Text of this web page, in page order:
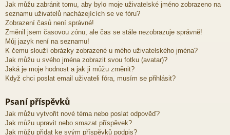
Jak můžu zabránit tomu, aby bylo moje uživatelské jméno zobrazeno na
seznamu uživatelů nacházejících se ve fóru?
Zobrazení časů není správné!
Změnil jsem časovou zónu, ale čas se stále nezobrazuje správně!
Můj jazyk není na seznamu!
K čemu slouží obrázky zobrazené u mého uživatelského jména?
Jak můžu u svého jména zobrazit svou fotku (avatar)?
Jaká je moje hodnost a jak ji můžu změnit?
Když chci poslat email uživateli fóra, musím se přihlásit?
Psaní příspěvků
Jak můžu vytvořit nové téma nebo poslat odpověď?
Jak můžu upravit nebo smazat příspěvek?
Jak můžu přidat ke svým příspěvků podpis?